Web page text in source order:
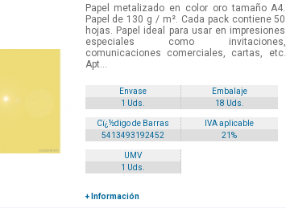
Papel metalizado en color oro tamaño A4.
Papel de 130 g / m². Cada pack contiene 50
hojas. Papel ideal para usar en impresiones
especiales como invitaciones,
comunicaciones comerciales, cartas, etc.
Apt...
Envase
Embalaje
1 Uds.
18 Uds.
Cï¿½digo de Barras
IVA aplicable
5413493192452
21%
UMV
1 Uds.
+ Información